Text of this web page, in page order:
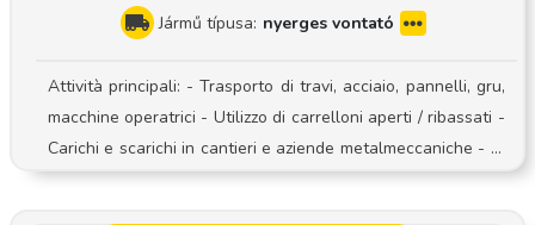
s környezetére igényes Képes tisztán tartani saját magát é
s a munkaeszközét Okostelefon, ami olvasható minőségű k
épet készít, illetve Viber, Whatsapp, Messenger vagy Skyp
e használata, Cégkeresés Google Mapson Az alábbi webol
dalon megtekintheti a szerelvényeinket! https://matetrans.w
ebnode.hu/
Jármű típusa: nyerges vontató
Attività principali: - Trasporto di travi, acciaio, pannelli, gru,
macchine operatrici - Utilizzo di carrelloni aperti / ribassati -
Carichi e scarichi in cantieri e aziende metalmeccaniche - Ri
spetto delle procedure di sicurezza e della documentazione